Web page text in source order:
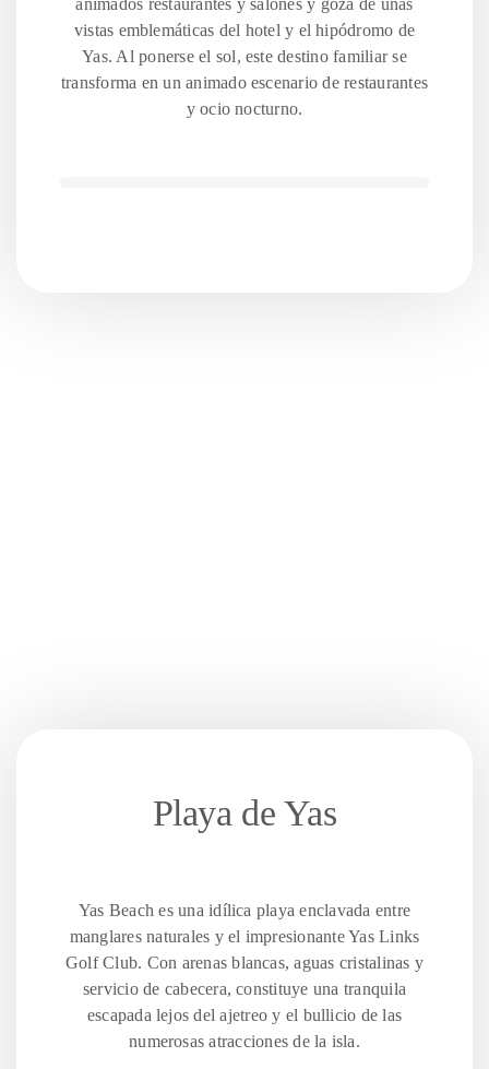
animados restaurantes y salones y goza de unas
vistas emblemáticas del hotel y el hipódromo de
Yas. Al ponerse el sol, este destino familiar se
transforma en un animado escenario de restaurantes
y ocio nocturno.
Playa de Yas
Yas Beach es una idílica playa enclavada entre
manglares naturales y el impresionante Yas Links
Golf Club. Con arenas blancas, aguas cristalinas y
servicio de cabecera, constituye una tranquila
escapada lejos del ajetreo y el bullicio de las
numerosas atracciones de la isla.